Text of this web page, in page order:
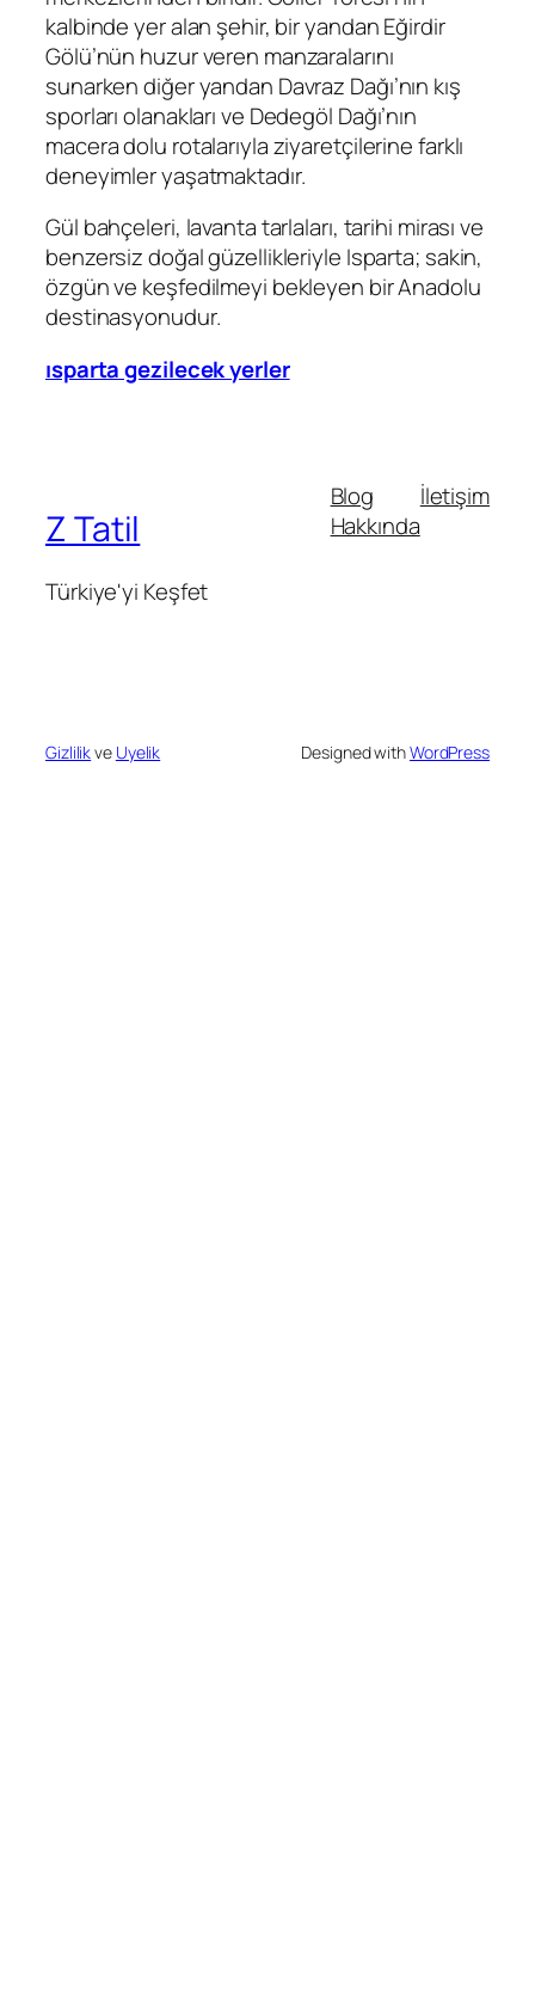
kalbinde yer alan şehir, bir yandan Eğirdir
Gölü’nün huzur veren manzaralarını
sunarken diğer yandan Davraz Dağı’nın kış
sporları olanakları ve Dedegöl Dağı’nın
macera dolu rotalarıyla ziyaretçilerine farklı
deneyimler yaşatmaktadır.
Gül bahçeleri, lavanta tarlaları, tarihi mirası ve
benzersiz doğal güzellikleriyle Isparta; sakin,
özgün ve keşfedilmeyi bekleyen bir Anadolu
destinasyonudur.
ısparta gezilecek yerler
Z Tatil
Türkiye'yi Keşfet
Blog
Hakkında
İletişim
Gizlilikve Uyelik Designed withWordPress